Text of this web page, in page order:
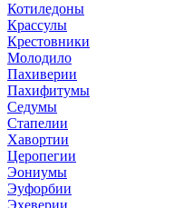
Котиледоны
Крассулы
Крестовники
Молодило
Пахиверии
Пахифитумы
Седумы
Стапелии
Хавортии
Церопегии
Эониумы
Эуфорбии
Эхеверии